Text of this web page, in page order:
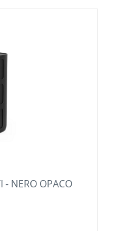
- NERO OPACO